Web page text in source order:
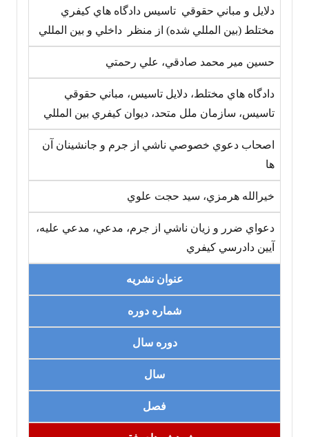
دلايل و مباني حقوقي تاسيس دادگاه هاي کيفري
مختلط (بين المللي شده) از منظر داخلي و بين المللي
حسين مير محمد صادقي، علي رحمتي
دادگاه هاي مختلط، دلايل تاسيس، مباني حقوقي
تاسيس، سازمان ملل متحد، ديوان کيفري بين المللي
اصحاب دعوي خصوصي ناشي از جرم و جانشينان آن
ها
خيرالله هرمزي، سيد حجت علوي
دعواي ضرر و زيان ناشي از جرم، مدعي، مدعي عليه،
آيين دادرسي کيفري
عنوان نشریه
شماره دوره
دوره سال
سال
فصل